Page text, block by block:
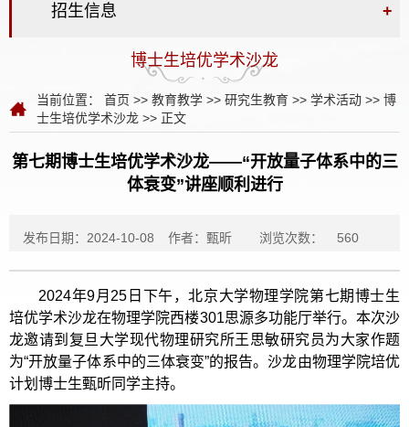
招生信息 +
博士生培优学术沙龙
当前位置： 首页 >> 教育教学 >> 研究生教育 >> 学术活动 >> 博
士生培优学术沙龙 >> 正文
第七期博士生培优学术沙龙——“开放量子体系中的三
体衰变”讲座顺利进行
发布日期：2024-10-08 作者：甄昕 浏览次数： 560
2024年9月25日下午，北京大学物理学院第七期博士生
培优学术沙龙在物理学院西楼301思源多功能厅举行。本次沙
龙邀请到复旦大学现代物理研究所王思敏研究员为大家作题
为“开放量子体系中的三体衰变”的报告。沙龙由物理学院培优
计划博士生甄昕同学主持。